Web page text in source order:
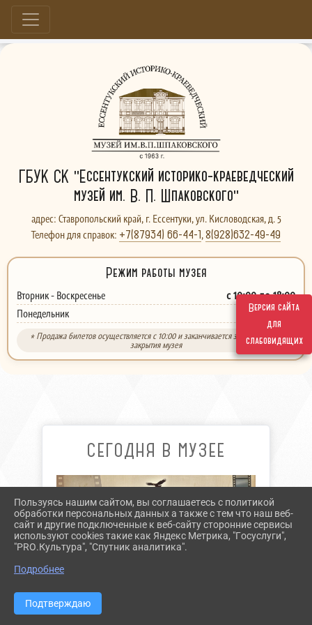
Версия сайта
для
слабовидящих
Больше, чем музей...
ГБУК СК "Ессентукский историко-краеведческий
музей им. В. П. Шпаковского"
адрес: Ставропольский край, г. Ессентуки, ул. Кисловодская, д. 5
Телефон для справок: +7(87934) 66-44-1,8(928)632-49-49
Режим работы музея
Вторник - Воскресенье с 10:00 до 18:00
Понедельник выходной
* Продажа билетов осуществляется с 10:00 и заканчивается за 30 минут до
закрытия музея
СЕГОДНЯ В МУЗЕЕ
Пользуясь нашим сайтом, вы соглашаетесь с политикой
обработки персональных данных а также с тем что наш веб-
сайт и другие подключенные к веб-сайту сторонние сервисы
используют cookies такие как Яндекс Метрика, "Госуслуги",
"PRO.Культура", "Спутник аналитика".
Подробнее
Подтверждаю